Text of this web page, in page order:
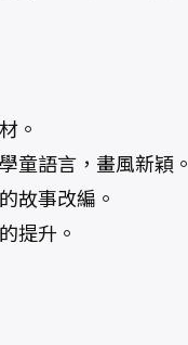
。
童語言，畫風新穎。
故事改編。
提升。